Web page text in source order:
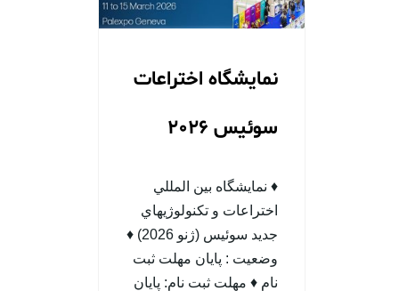
نمایشگاه اختراعات
سوئيس 2026
♦ نمایشگاه بين المللي
اختراعات و تكنولوژيهاي
جديد سوئيس (ژنو 2026) ♦
وضعيت : پایان مهلت ثبت
نام ♦ مهلت ثبت نام: پایان